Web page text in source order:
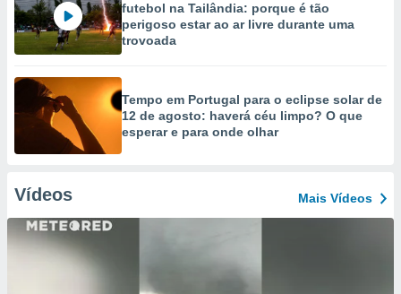
futebol na Tailândia: porque é tão
perigoso estar ao ar livre durante uma
trovoada
Tempo em Portugal para o eclipse solar de
12 de agosto: haverá céu limpo? O que
esperar e para onde olhar
Vídeos Mais Vídeos